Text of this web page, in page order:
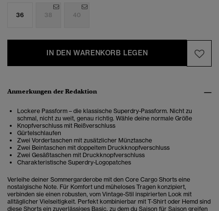
36 38 40
IN DEN WARENKORB LEGEN
Anmerkungen der Redaktion
Lockere Passform – die klassische Superdry-Passform. Nicht zu
schmal, nicht zu weit, genau richtig. Wähle deine normale Größe
Knopfverschluss mit Reißverschluss
Gürtelschlaufen
Zwei Vordertaschen mit zusätzlicher Münztasche
Zwei Beintaschen mit doppeltem Druckknopfverschluss
Zwei Gesäßtaschen mit Druckknopfverschluss
Charakteristische Superdry-Logopatches
Verleihe deiner Sommergarderobe mit den Core Cargo Shorts eine
nostalgische Note. Für Komfort und müheloses Tragen konzipiert,
verbinden sie einen robusten, vom Vintage-Stil inspirierten Look mit
alltäglicher Vielseitigkeit. Perfekt kombinierbar mit T-Shirt oder Hemd sind
diese Shorts ein zuverlässiges Basic, zu dem du Saison für Saison greifen